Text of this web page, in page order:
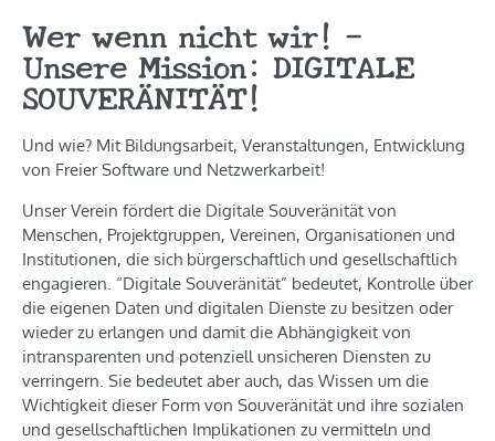
Wer wenn nicht wir! –
Unsere Mission: DIGITALE
SOUVERÄNITÄT!
Und wie? Mit Bildungsarbeit, Veranstaltungen, Entwicklung
von Freier Software und Netzwerkarbeit!
Unser Verein fördert die Digitale Souveränität von
Menschen, Projektgruppen, Vereinen, Organisationen und
Institutionen, die sich bürgerschaftlich und gesellschaftlich
engagieren. “Digitale Souveränität” bedeutet, Kontrolle über
die eigenen Daten und digitalen Dienste zu besitzen oder
wieder zu erlangen und damit die Abhängigkeit von
intransparenten und potenziell unsicheren Diensten zu
verringern. Sie bedeutet aber auch, das Wissen um die
Wichtigkeit dieser Form von Souveränität und ihre sozialen
und gesellschaftlichen Implikationen zu vermitteln und